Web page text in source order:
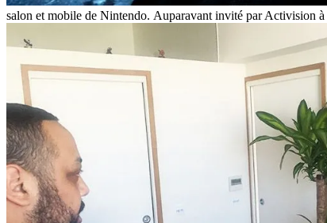
salon et mobile de Nintendo. Auparavant invité par Activision à